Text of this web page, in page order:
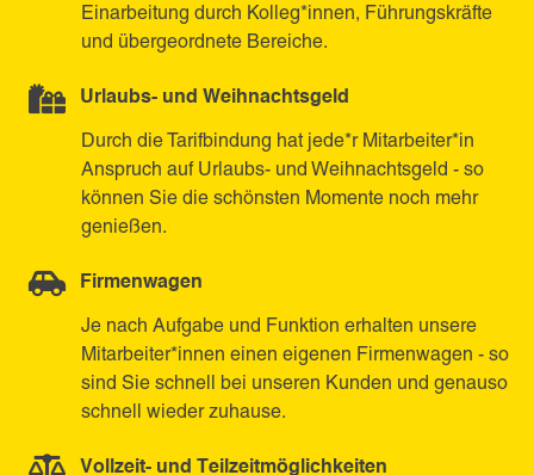
Einarbeitung durch Kolleg*innen, Führungskräfte
und übergeordnete Bereiche.
Urlaubs- und Weihnachtsgeld
Durch die Tarifbindung hat jede*r Mitarbeiter*in
Anspruch auf Urlaubs- und Weihnachtsgeld - so
können Sie die schönsten Momente noch mehr
genießen.
Firmenwagen
Je nach Aufgabe und Funktion erhalten unsere
Mitarbeiter*innen einen eigenen Firmenwagen - so
sind Sie schnell bei unseren Kunden und genauso
schnell wieder zuhause.
Vollzeit- und Teilzeitmöglichkeiten